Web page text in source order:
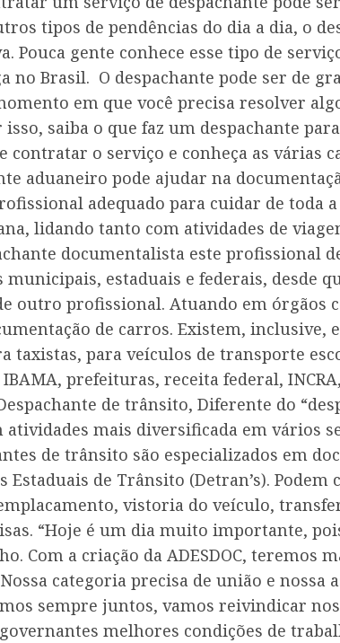
tipos de pendências do dia a dia, o
Pouca gente conhece esse tipo de
no Brasil. O despachante pode ser de
em que você precisa resolver
saiba o que faz um despachante
contratar o serviço e conheça as várias
aduaneiro pode ajudar na
adequado para cuidar de toda
lidando tanto com atividades de
documentalista este profissional
estaduais e federais, desde
outro profissional. Atuando em órgãos
de carros. Existem, inclusive,
taxistas, para veículos de transporte
prefeituras, receita federal,
de trânsito, Diferente do
atividades mais diversificada em vários
de trânsito são especializados em
Estaduais de Trânsito (Detran’s). Podem
vistoria do veículo,
“Hoje é um dia muito importante,
Com a criação da ADESDOC, teremos
categoria precisa de união e nossa
sempre juntos, vamos reivindicar
melhores condições de